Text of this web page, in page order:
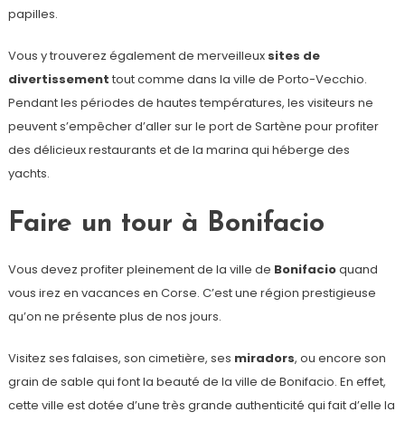
papilles.
Vous y trouverez également de merveilleux sites de
divertissement tout comme dans la ville de Porto-Vecchio.
Pendant les périodes de hautes températures, les visiteurs ne
peuvent s’empêcher d’aller sur le port de Sartène pour profiter
des délicieux restaurants et de la marina qui héberge des
yachts.
Faire un tour à Bonifacio
Vous devez profiter pleinement de la ville de Bonifacioquand
vous irez en vacances en Corse. C’est une région prestigieuse
qu’on ne présente plus de nos jours.
Visitez ses falaises, son cimetière, ses miradors, ou encore son
grain de sable qui font la beauté de la ville de Bonifacio. En effet,
cette ville est dotée d’une très grande authenticité qui fait d’elle la